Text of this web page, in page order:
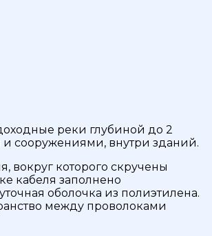
реки глубиной до 2
и сооружениями, внутри зданий.
вокруг которого скручены
кабеля заполнено
оболочка из полиэтилена.
между проволоками